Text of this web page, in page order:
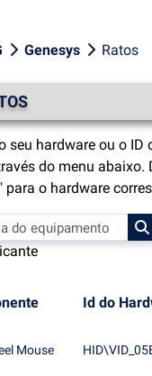
Genesys Ratos
seu hardware ou o ID
do menu abaixo.
para o hardware
Id do
Mouse